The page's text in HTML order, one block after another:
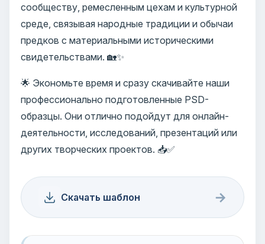
сообществу, ремесленным цехам и культурной
среде, связывая народные традиции и обычаи
предков с материальными историческими
свидетельствами. 🏡✨
🌟 Экономьте время и сразу скачивайте наши
профессионально подготовленные PSD-
образцы. Они отлично подойдут для онлайн-
деятельности, исследований, презентаций или
других творческих проектов. 📥✅
Скачать шаблон →